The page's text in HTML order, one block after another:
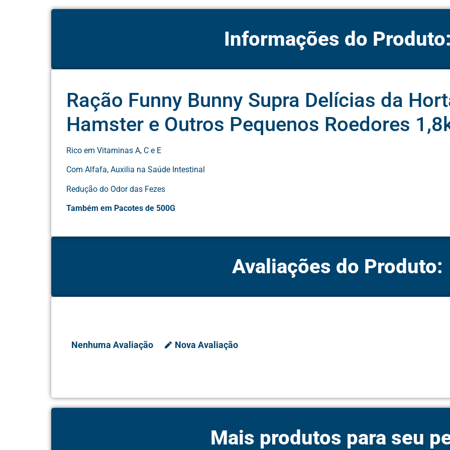
Informações do
Avaliações do Produto:
Ração Funny Bunny Supra Delícias da
Hamster e Outros Pequenos Roedores
Rico em Vitaminas A, C e E
Com Alfafa, Auxilia na Saúde Intestinal
Redução do Odor das Fezes
Também em Pacotes de 500G
Nenhuma Avaliação Nova Avaliação
Mais produtos para seu